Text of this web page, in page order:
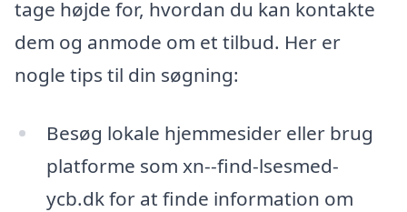
tage højde for, hvordan du kan kontakte
dem og anmode om et tilbud. Her er
nogle tips til din søgning:
Besøg lokale hjemmesider eller brug
platforme som xn--find-lsesmed-
ycb.dk for at finde information om